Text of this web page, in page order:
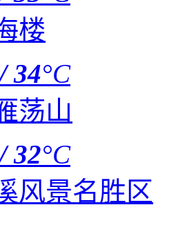
楼
/34°C
荡山
/32°C
风景名胜区